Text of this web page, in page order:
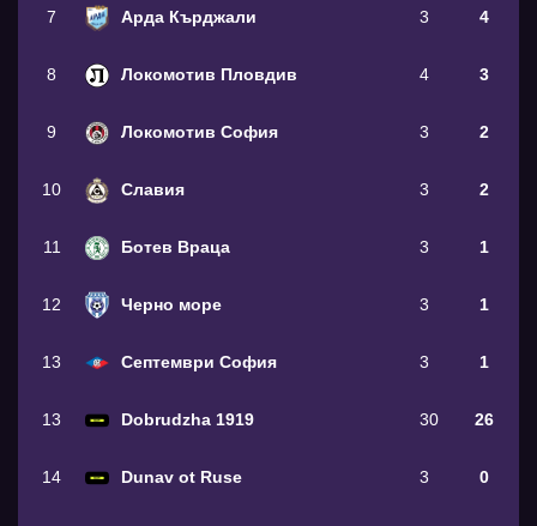
7 Арда Кърджали 3 4
8 Локомотив Пловдив 4 3
9 Локомотив София 3 2
10 Славия 3 2
11 Ботев Враца 3 1
12 Черно море 3 1
13 Септември София 3 1
13 Dobrudzha 1919 30 26
14 Dunav ot Ruse 3 0